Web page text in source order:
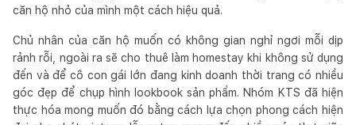
căn hộ nhỏ của mình một cách hiệu quả.
Chủ nhân của căn hộ muốn có không gian nghỉ ngơi mỗi dịp
rảnh rỗi, ngoài ra sẽ cho thuê làm homestay khi không sử dụng
đến và để cô con gái lớn đang kinh doanh thời trang có nhiều
góc đẹp để chụp hình lookbook sản phẩm. Nhóm KTS đã hiện
thực hóa mong muốn đó bằng cách lựa chọn phong cách hiện